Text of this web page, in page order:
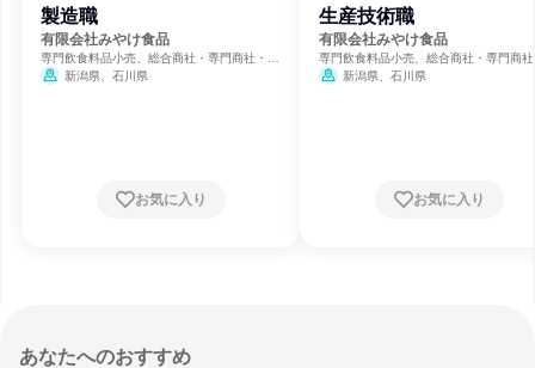
製造職
有限会社みやけ食品
専門飲食料品小売、総合商社・専門商社・卸
売、食品・飲料メーカー
新潟県、石川県
お気に入り
生産技術職
有限会社みやけ食品
専門飲食料品小売、総合商社・専門商
売、食品・飲料メーカー
新潟県、石川県
お気に入り
あなたへのおすすめ